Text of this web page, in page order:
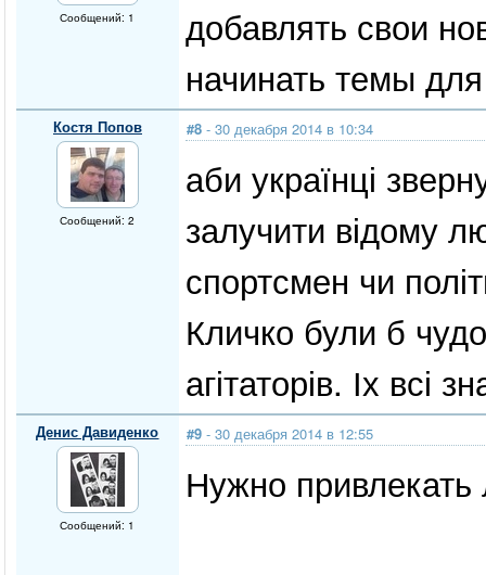
Сообщений: 1
добавлять свои
начинать темы
Костя Попов
Сообщений: 2
#8 - 30 декабря 2014 в 10:34
аби українці
залучити відому
спортсмен чи
Кличко були б
агітаторів. Іх всі
Денис Давиденко
Сообщений: 1
#9 - 30 декабря 2014 в 12:55
Нужно